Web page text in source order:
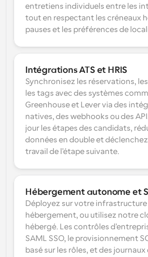
entretiens individuels entre les
tout en respectant les créneaux
pauses et les préférences de
Intégrations ATS et HRIS
Synchronisez les réservations,
les tags avec des systèmes
Greenhouse et Lever via des
natives, des webhooks ou des
jour les étapes des candidats,
données en double et
travail de l'étape suivante.
Hébergement autonome et
Déployez sur votre
hébergement, ou utilisez notre
hébergé. Les contrôles
SAML SSO, le provisionnement
basé sur les rôles, et des